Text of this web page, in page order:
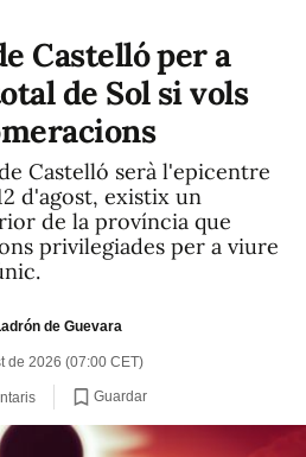
Castelló per a
de Sol si vols
Castelló serà l'epicentre
d'agost, existix un
de la província que
privilegiades per a viure
de Guevara
de 2026 (07:00 CET)
Guardar